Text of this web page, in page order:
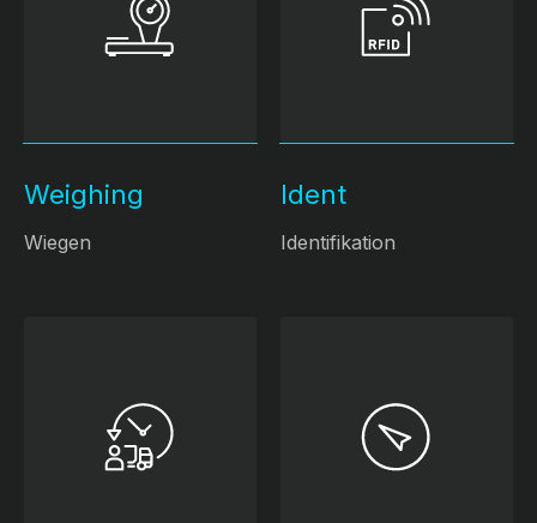
Weighing
Wiegen
Ident
Identifikation